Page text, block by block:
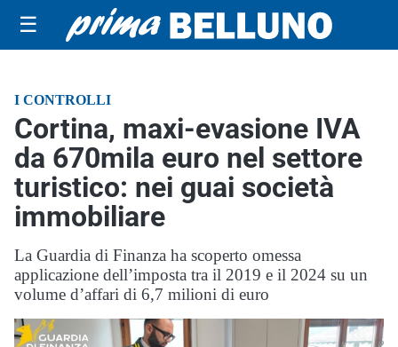
☰
I CONTROLLI
Cortina, maxi-evasione IVA
da 670mila euro nel settore
turistico: nei guai società
immobiliare
La Guardia di Finanza ha scoperto omessa
applicazione dell’imposta tra il 2019 e il 2024 su un
volume d’affari di 6,7 milioni di euro